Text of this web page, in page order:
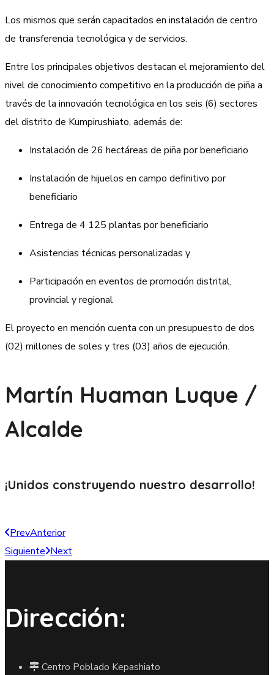
Los mismos que serán capacitados en instalación de centro
de transferencia tecnológica y de servicios.
Entre los principales objetivos destacan el mejoramiento del
nivel de conocimiento competitivo en la producción de piña a
través de la innovación tecnológica en los seis (6) sectores
del distrito de Kumpirushiato, además de:
Instalación de 26 hectáreas de piña por beneficiario
Instalación de hijuelos en campo definitivo por
beneficiario
Entrega de 4 125 plantas por beneficiario
Asistencias técnicas personalizadas y
Participación en eventos de promoción distrital,
provincial y regional
El proyecto en mención cuenta con un presupuesto de dos
(02) millones de soles y tres (03) años de ejecución.
Martín Huaman Luque /
Alcalde
¡Unidos construyendo nuestro desarrollo!
PrevAnterior
Siguiente Next
Dirección:
Centro Poblado Kepashiato